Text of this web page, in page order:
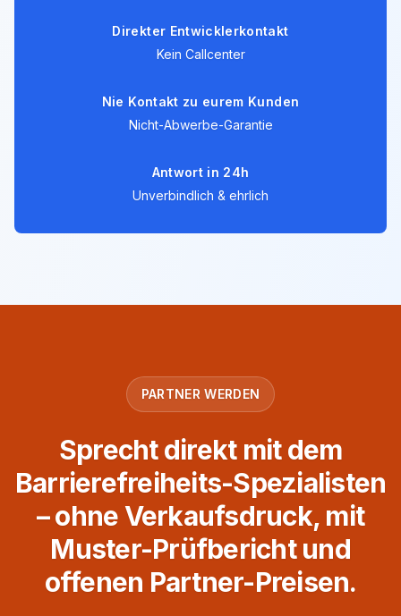
Direkter Entwicklerkontakt
Kein Callcenter
Nie Kontakt zu eurem Kunden
Nicht-Abwerbe-Garantie
Antwort in 24h
Unverbindlich & ehrlich
PARTNER WERDEN
Sprecht direkt mit dem
Barrierefreiheits-Spezialisten
– ohne Verkaufsdruck, mit
Muster-Prüfbericht und
offenen Partner-Preisen.